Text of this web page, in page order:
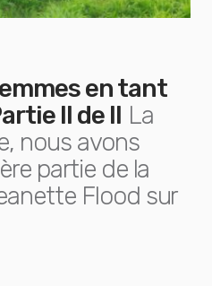
en tant
II de II La
nous avons
partie de la
Flood sur